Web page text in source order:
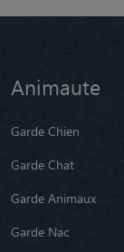
Animaute
Garde Chien
Garde Chat
Garde Animaux
Garde Nac